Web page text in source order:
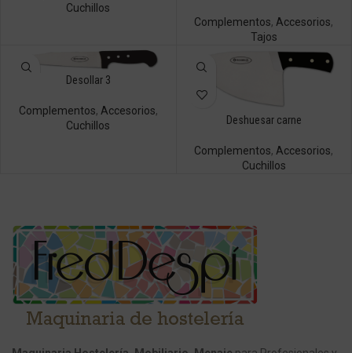
Cuchillos
Complementos, Accesorios,
Tajos
Desollar 3
Complementos, Accesorios,
Cuchillos
Deshuesar carne
Complementos, Accesorios,
Cuchillos